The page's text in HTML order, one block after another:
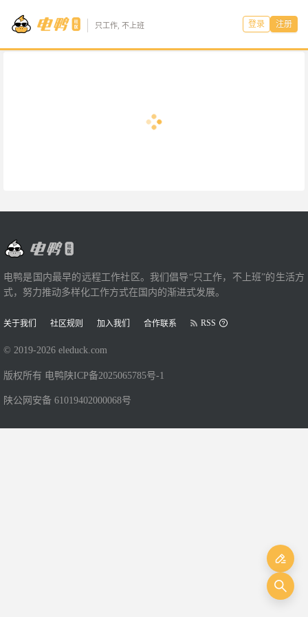
只工作, 不上班 登录 注册
电鸭是国内最早的远程工作社区。我们倡导“只工作，不上班”的生活方
式，努力推动多样化工作方式在国内的渐进式发展。
关于我们 社区规则 加入我们 合作联系 RSS
© 2019-2026 eleduck.com
版权所有 电鸭 陕ICP备2025065785号-1
陕公网安备 61019402000068号